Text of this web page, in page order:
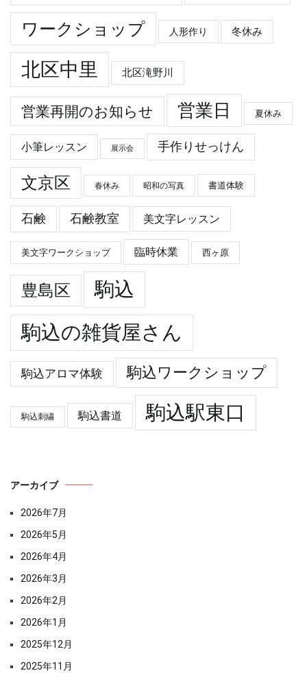
ワークショップ 人形作り 冬休み
北区中里 北区滝野川
営業再開のお知らせ 営業日 夏休み
小筆レッスン 展示会 手作りせっけん
文京区 春休み 昭和の写真 書道体験
石鹸 石鹸教室 美文字レッスン
美文字ワークショップ 臨時休業 西ヶ原
豊島区
駒込
駒込の雑貨屋さん
駒込アロマ体験 駒込ワークショップ
駒込刺繍 駒込書道 駒込駅東口
アーカイブ
2026年7月
2026年5月
2026年4月
2026年3月
2026年2月
2026年1月
2025年12月
2025年11月